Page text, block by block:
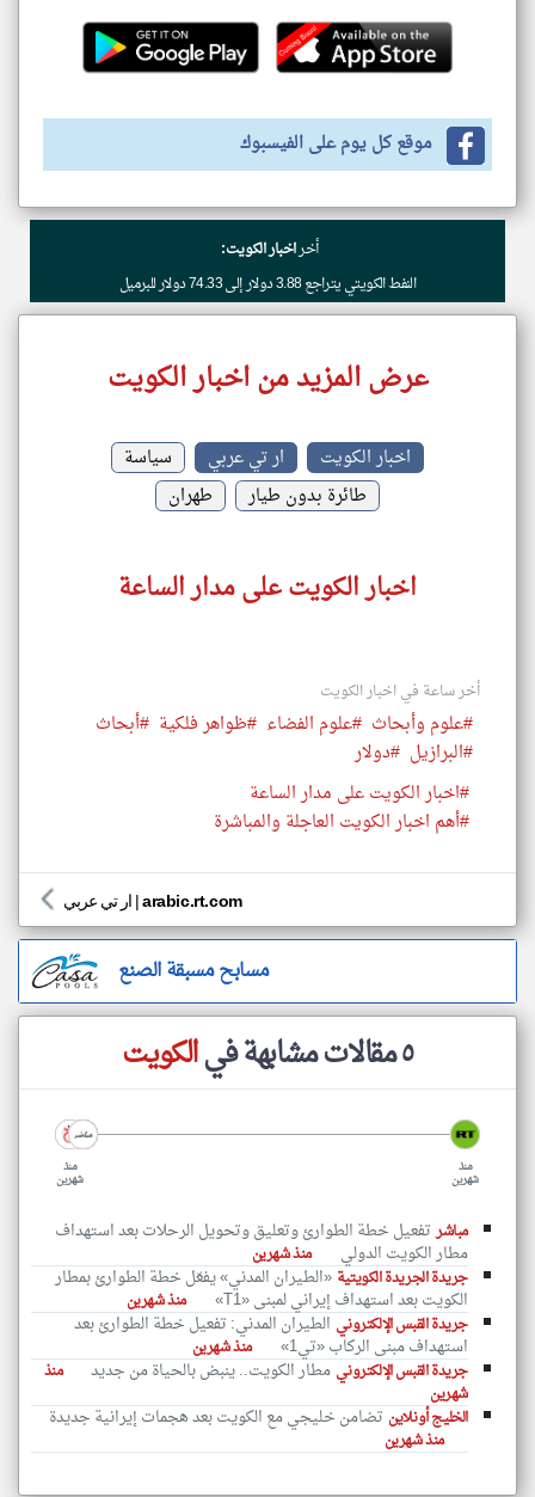
موقع كل يوم على الفيسبوك
أخراخبار الكويت:
النفط الكويتي يتراجع 3.88 دولار إلى 74.33 دولار للبرميل
عرض المزيد من اخبار الكويت
اخبار الكويت ار تي عربي
سياسة
طائرة بدون طيار
طهران
اخبار الكويت على مدار الساعة
أخر ساعة في اخبار الكويت
#علوم وأبحاث #علوم الفضاء #ظواهر فلكية #أبحاث
#البرازيل #دولار
#اخبار الكويت على مدار الساعة
#أهم اخبار الكويت العاجلة والمباشرة
ار تي عربي |arabic.rt.com
مسابح مسبقة الصنع
٥ مقالات مشابهة في الكويت
منذ
شهرين
منذ
شهرين
مباشر تفعيل خطة الطوارئ وتعليق وتحويل الرحلات بعد استهداف
مطار الكويت الدولي
منذ شهرين
جريدة الجريدة الكويتية «الطيران المدني» يفعّل خطة الطوارئ بمطار
الكويت بعد استهداف إيراني لمبنى «T1»
منذ شهرين
جريدة القبس الإلكتروني الطيران المدني: تفعيل خطة الطوارئ بعد
استهداف مبنى الركاب «تي1»
منذ شهرين
جريدة القبس الإلكتروني مطار الكويت.. ينبض بالحياة من جديد
منذ
شهرين
الخليج أونلاين تضامن خليجي مع الكويت بعد هجمات إيرانية جديدة
منذ شهرين